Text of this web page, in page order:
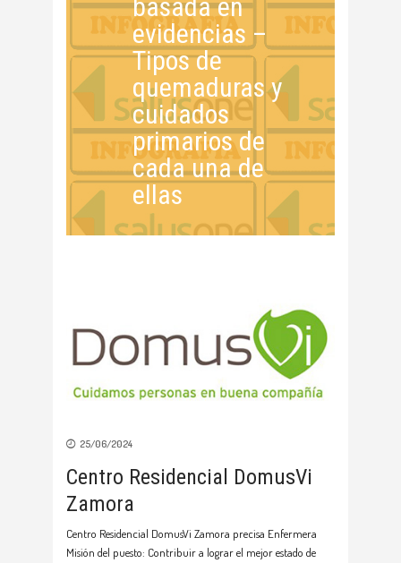
basada en
evidencias –
Tipos de
quemaduras y
cuidados
primarios de
cada una de
ellas
25/06/2024
Centro Residencial DomusVi
Zamora
Centro Residencial DomusVi Zamora precisa Enfermera
Misión del puesto: Contribuir a lograr el mejor estado de